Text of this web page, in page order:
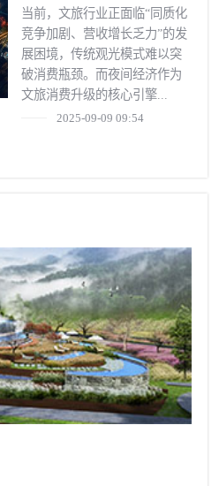
发方向
当前，文旅行业正面临“同质化
竞争加剧、营收增长乏力”的发
展困境，传统观光模式难以突
破消费瓶颈。而夜间经济作为
文旅消费升级的核心引擎...
2025-09-09 09:54